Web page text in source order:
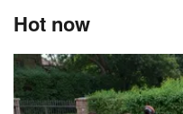
Hot now